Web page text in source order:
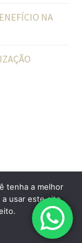
NA
Acme Themes
tenha a melhor
usar este site,